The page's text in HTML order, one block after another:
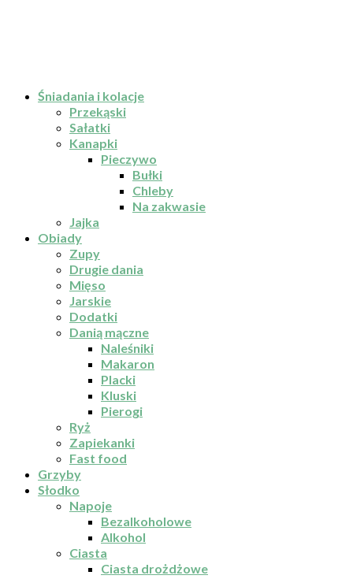
Śniadania i kolacje
Przekąski
Sałatki
Kanapki
Pieczywo
Bułki
Chleby
Na zakwasie
Jajka
Obiady
Zupy
Drugie dania
Mięso
Jarskie
Dodatki
Danią mączne
Naleśniki
Makaron
Placki
Kluski
Pierogi
Ryż
Zapiekanki
Fast food
Grzyby
Słodko
Napoje
Bezalkoholowe
Alkohol
Ciasta
Ciasta drożdżowe